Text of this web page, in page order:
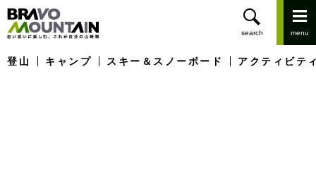
登山 キャンプ スキー＆スノーボード アクティビテ